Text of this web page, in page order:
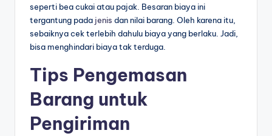
seperti bea cukai atau pajak. Besaran biaya ini
tergantung pada jenis dan nilai barang. Oleh karena itu,
sebaiknya cek terlebih dahulu biaya yang berlaku. Jadi,
bisa menghindari biaya tak terduga.
Tips Pengemasan
Barang untuk
Pengiriman